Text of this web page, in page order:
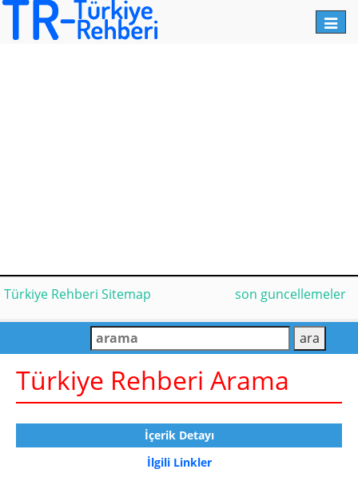
Türkiye Rehberi Sitemap son guncellemeler
Türkiye Rehberi Arama
İçerik Detayı
İlgili Linkler